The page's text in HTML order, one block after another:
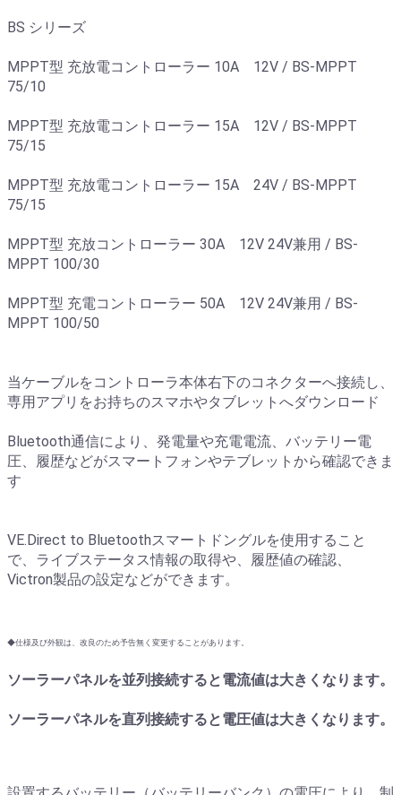
BS シリーズ
MPPT型 充放電コントローラー 10A 12V / BS-MPPT
75/10
MPPT型 充放電コントローラー 15A 12V / BS-MPPT
75/15
MPPT型 充放電コントローラー 15A 24V / BS-MPPT
75/15
MPPT型 充放コントローラー 30A 12V 24V兼用 / BS-
MPPT 100/30
MPPT型 充電コントローラー 50A 12V 24V兼用 / BS-
MPPT 100/50
当ケーブルをコントローラ本体右下のコネクターへ接続し、
専用アプリをお持ちのスマホやタブレットへダウンロード
Bluetooth通信により、発電量や充電電流、バッテリー電
圧、履歴などがスマートフォンやテブレットから確認できま
す
VE.Direct to Bluetoothスマートドングルを使用すること
で、ライブステータス情報の取得や、履歴値の確認、
Victron製品の設定などができます。
◆仕様及び外観は、改良のため予告無く変更することがあります。
ソーラーパネルを並列接続すると電流値は大きくなります。
ソーラーパネルを直列接続すると電圧値は大きくなります。